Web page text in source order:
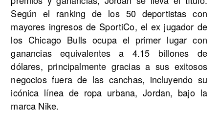
Según el ranking de los 50 deportistas con
mayores ingresos de SportiCo, el ex jugador de
los Chicago Bulls ocupa el primer lugar con
ganancias equivalentes a 4.15 billones de
dólares, principalmente gracias a sus exitosos
negocios fuera de las canchas, incluyendo su
icónica línea de ropa urbana, Jordan, bajo la
marca Nike.